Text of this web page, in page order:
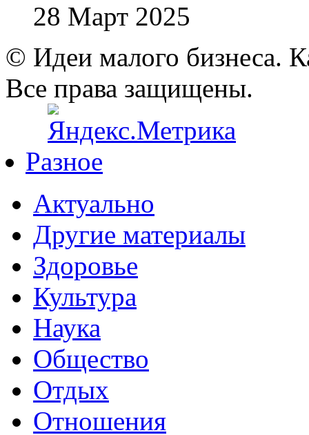
28 Март 2025
© Идеи малого бизнеса.
Все права защищены.
Разное
Актуально
Другие материалы
Здоровье
Культура
Наука
Общество
Отдых
Отношения